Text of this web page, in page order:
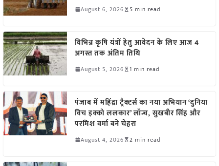
August 6, 2026 5 min read
विभिन्न कृषि यंत्रों हेतु आवेदन के लिए आज 4
अगस्त तक अंतिम तिथि
August 5, 2026 1 min read
पंजाब में महिंद्रा ट्रैक्टर्स का नया अभियान ‘दुनिया
विच इक्को ललकार’ लॉन्च, सुखबीर सिंह और
परमिश वर्मा बने चेहरा
August 4, 2026 2 min read